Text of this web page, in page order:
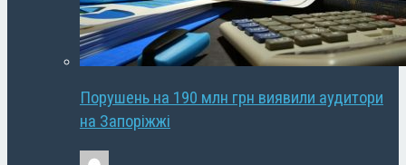
Порушень на 190 млн грн виявили аудитори
на Запоріжжі